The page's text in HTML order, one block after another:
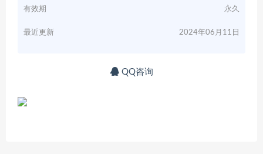
有效期 永久
最近更新 2024年06月11日
QQ咨询